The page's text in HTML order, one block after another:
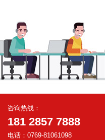
咨询热线：
181 2857 7888
电话：0769-81061098